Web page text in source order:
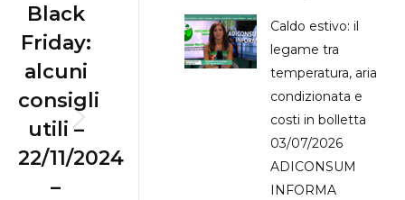
Next
post:
Black
Friday:
alcuni
consigli
utili –
22/11/2024
–
Caldo estivo: il
legame tra
temperatura, aria
condizionata e
costi in bolletta
03/07/2026
ADICONSUM
INFORMA